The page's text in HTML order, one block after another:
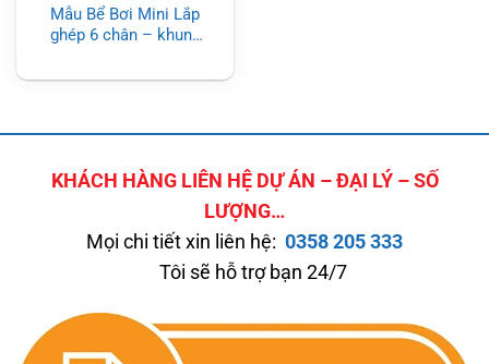
Mẫu Bể Bơi Mini Lắp
ghép 6 chân – khung
KHÁCH HÀNG LIÊN HỆ DỰ ÁN – ĐẠI LÝ – SỐ
LƯỢNG…
Mọi chi tiết xin liên hệ: 0358 205 333
Tôi sẽ hỗ trợ bạn 24/7